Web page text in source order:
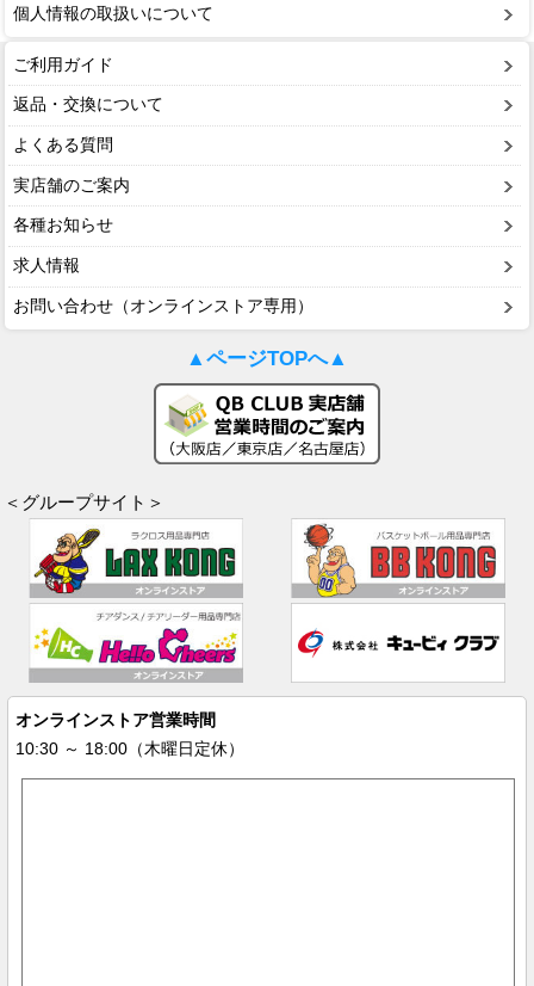
個人情報の取扱いについて
ご利用ガイド
返品・交換について
よくある質問
実店舗のご案内
各種お知らせ
求人情報
お問い合わせ（オンラインストア専用）
▲ページTOPへ▲
＜グループサイト＞
オンラインストア営業時間
10:30 ～ 18:00（木曜日定休）